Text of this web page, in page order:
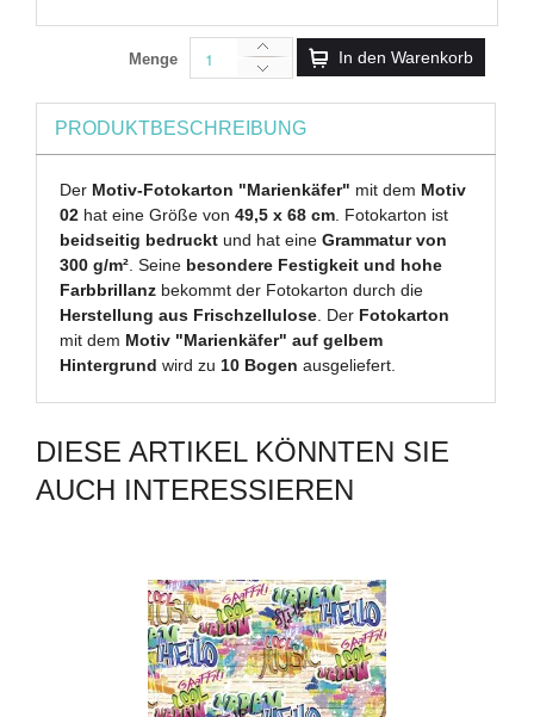
Menge In den Warenkorb
PRODUKTBESCHREIBUNG
Der Motiv-Fotokarton "Marienkäfer" mit dem Motiv
02 hat eine Größe von49,5 x 68 cm. Fotokarton ist
beidseitig bedruckt und hat eineGrammatur von
300 g/m². Seine besondere Festigkeit und hohe
Farbbrillanz bekommt der Fotokarton durch die
Herstellung aus Frischzellulose. Der Fotokarton
mit dem Motiv "Marienkäfer" auf gelbem
Hintergrund wird zu10 Bogen ausgeliefert.
DIESE ARTIKEL KÖNNTEN SIE
AUCH INTERESSIEREN